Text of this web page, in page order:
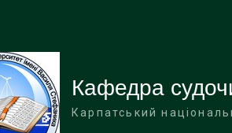
Кафедра
Карпатський